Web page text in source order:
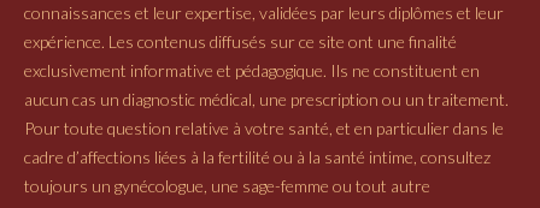
connaissances et leur expertise, validées par leurs diplômes et leur
expérience. Les contenus diffusés sur ce site ont une finalité
exclusivement informative et pédagogique. Ils ne constituent en
aucun cas un diagnostic médical, une prescription ou un traitement.
Pour toute question relative à votre santé, et en particulier dans le
cadre d’affections liées à la fertilité ou à la santé intime, consultez
toujours un gynécologue, une sage-femme ou tout autre